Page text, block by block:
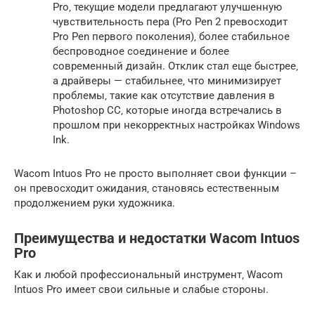
Pro‚ текущие модели предлагают улучшенную
чувствительность пера (Pro Pen 2 превосходит
Pro Pen первого поколения)‚ более стабильное
беспроводное соединение и более
современный дизайн. Отклик стал еще быстрее‚
а драйверы — стабильнее‚ что минимизирует
проблемы‚ такие как отсутствие давления в
Photoshop CC‚ которые иногда встречались в
прошлом при некорректных настройках Windows
Ink.
Wacom Intuos Pro не просто выполняет свои функции –
он превосходит ожидания‚ становясь естественным
продолжением руки художника.
Преимущества и недостатки Wacom Intuos
Pro
Как и любой профессиональный инструмент‚ Wacom
Intuos Pro имеет свои сильные и слабые стороны.